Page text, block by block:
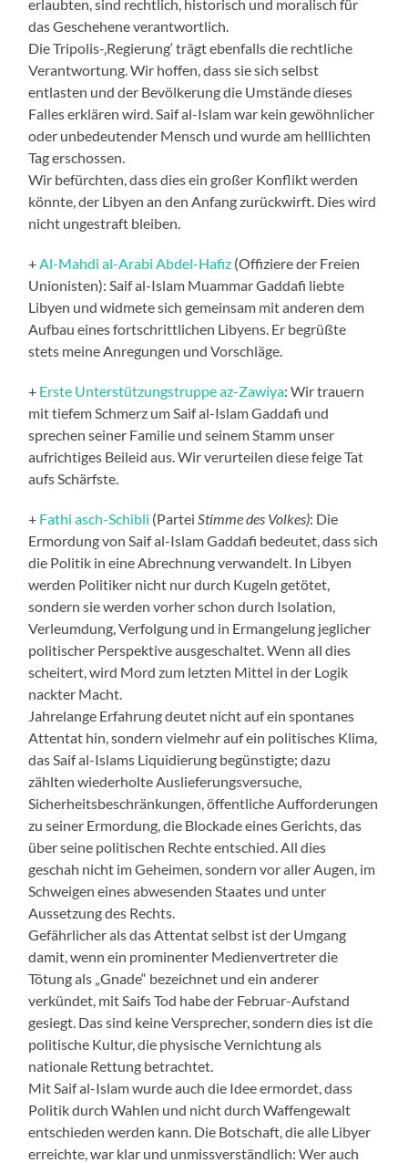
erlaubten, sind rechtlich, historisch und moralisch für
das Geschehene verantwortlich.
Die Tripolis-‚Regierung‘ trägt ebenfalls die rechtliche
Verantwortung. Wir hoffen, dass sie sich selbst
entlasten und der Bevölkerung die Umstände dieses
Falles erklären wird. Saif al-Islam war kein gewöhnlicher
oder unbedeutender Mensch und wurde am helllichten
Tag erschossen.
Wir befürchten, dass dies ein großer Konflikt werden
könnte, der Libyen an den Anfang zurückwirft. Dies wird
nicht ungestraft bleiben.
+ Al-Mahdi al-Arabi Abdel-Hafiz (Offiziere der Freien
Unionisten): Saif al-Islam Muammar Gaddafi liebte
Libyen und widmete sich gemeinsam mit anderen dem
Aufbau eines fortschrittlichen Libyens. Er begrüßte
stets meine Anregungen und Vorschläge.
+ Erste Unterstützungstruppe az-Zawiya: Wir trauern
mit tiefem Schmerz um Saif al-Islam Gaddafi und
sprechen seiner Familie und seinem Stamm unser
aufrichtiges Beileid aus. Wir verurteilen diese feige Tat
aufs Schärfste.
+ Fathi asch-Schibli (Partei Stimme des Volkes): Die
Ermordung von Saif al-Islam Gaddafi bedeutet, dass sich
die Politik in eine Abrechnung verwandelt. In Libyen
werden Politiker nicht nur durch Kugeln getötet,
sondern sie werden vorher schon durch Isolation,
Verleumdung, Verfolgung und in Ermangelung jeglicher
politischer Perspektive ausgeschaltet. Wenn all dies
scheitert, wird Mord zum letzten Mittel in der Logik
nackter Macht.
Jahrelange Erfahrung deutet nicht auf ein spontanes
Attentat hin, sondern vielmehr auf ein politisches Klima,
das Saif al-Islams Liquidierung begünstigte; dazu
zählten wiederholte Auslieferungsversuche,
Sicherheitsbeschränkungen, öffentliche Aufforderungen
zu seiner Ermordung, die Blockade eines Gerichts, das
über seine politischen Rechte entschied. All dies
geschah nicht im Geheimen, sondern vor aller Augen, im
Schweigen eines abwesenden Staates und unter
Aussetzung des Rechts.
Gefährlicher als das Attentat selbst ist der Umgang
damit, wenn ein prominenter Medienvertreter die
Tötung als „Gnade“ bezeichnet und ein anderer
verkündet, mit Saifs Tod habe der Februar-Aufstand
gesiegt. Das sind keine Versprecher, sondern dies ist die
politische Kultur, die physische Vernichtung als
nationale Rettung betrachtet.
Mit Saif al-Islam wurde auch die Idee ermordet, dass
Politik durch Wahlen und nicht durch Waffengewalt
entschieden werden kann. Die Botschaft, die alle Libyer
erreichte, war klar und unmissverständlich: Wer auch